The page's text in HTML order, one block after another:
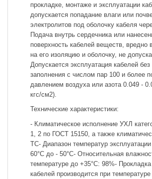
прокладке, монтаже и эксплуатации
допускается попадание влаги или
электролитов под оболочку кабеля
Подача внутрь сердечника или
поверхность кабелей веществ, вредно
на его изоляцию и оболочку, не
Допускается эксплуатация кабелей
заполнения с числом пар 100 и более
давлением воздуха или азота 0.049 -
кгс/см2).
Технические характеристики:
- Климатическое исполнение УХЛ
1, 2 по ГОСТ 15150, а также
ТС- Диапазон температур
60°С до - 50°С- Относительная
температуре до +35°С: 98%-
кабелей производится при